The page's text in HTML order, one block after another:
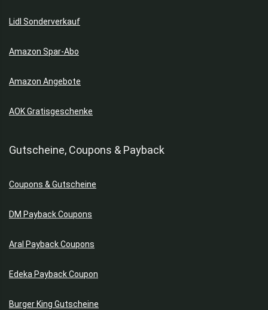
Lidl Sonderverkauf
Amazon Spar-Abo
Amazon Angebote
AOK Gratisgeschenke
Gutscheine, Coupons & Payback
Coupons & Gutscheine
DM Payback Coupons
Aral Payback Coupons
Edeka Payback Coupon
Burger King Gutscheine